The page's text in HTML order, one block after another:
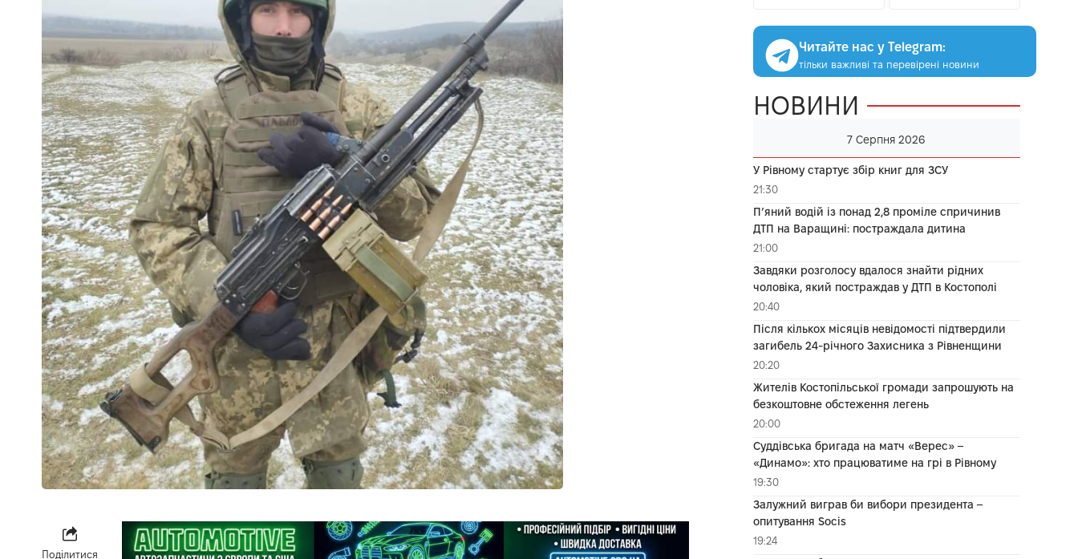
Поділитися
Читайте нас у Telegram:
тільки важливі та перевірені новини
НОВИНИ
7 Серпня 2026
У Рівному стартує збір книг для ЗСУ
21:30
П’яний водій із понад 2,8 проміле спричинив
ДТП на Варащині: постраждала дитина
21:00
Завдяки розголосу вдалося знайти рідних
чоловіка, який постраждав у ДТП в Костополі
20:40
Після кількох місяців невідомості підтвердили
загибель 24-річного Захисника з Рівненщини
20:20
Жителів Костопільської громади запрошують на
безкоштовне обстеження легень
20:00
Суддівська бригада на матч «Верес» –
«Динамо»: хто працюватиме на грі в Рівному
19:30
Залужний виграв би вибори президента –
опитування Socis
19:24